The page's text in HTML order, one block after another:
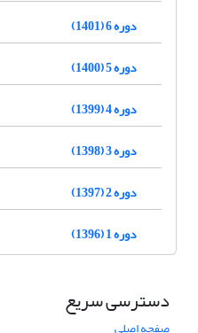
دوره 6 (1401)
دوره 5 (1400)
دوره 4 (1399)
دوره 3 (1398)
دوره 2 (1397)
دوره 1 (1396)
دسترسی سریع
صفحه اصلی